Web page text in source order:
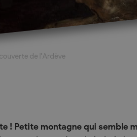
de salles
de l'Ardève
! Petite montagne qui semble